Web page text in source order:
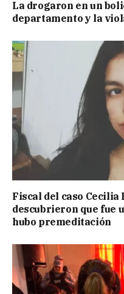
La drogaron en un
departamento y la
Fiscal del caso Cecilia
descubrieron que fue
hubo premeditación